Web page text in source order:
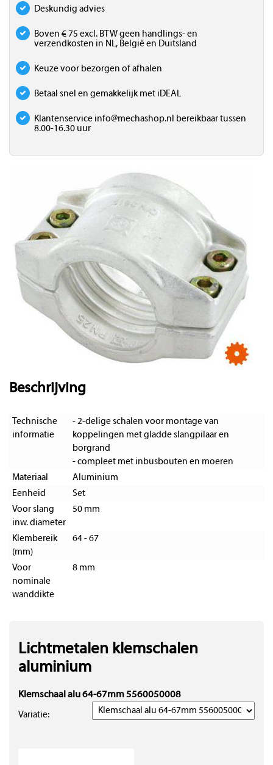
Deskundig advies
Boven € 75 excl. BTW geen handlings- en
verzendkosten in NL, België en Duitsland
Keuze voor bezorgen of afhalen
Betaal snel en gemakkelijk met iDEAL
Klantenservice info@mechashop.nl
bereikbaar tussen
8.00-16.30 uur
Beschrijving
Technische
informatie
- 2-delige schalen voor montage van
koppelingen met gladde slangpilaar en
borgrand
- compleet met inbusbouten en moeren
Materiaal
Aluminium
Eenheid
Set
Voor slang
inw. diameter
50 mm
Klembereik
(mm)
64 - 67
Voor
nominale
wanddikte
8 mm
Lichtmetalen klemschalen
aluminium
Klemschaal alu 64-67mm 5560050008
Variatie: